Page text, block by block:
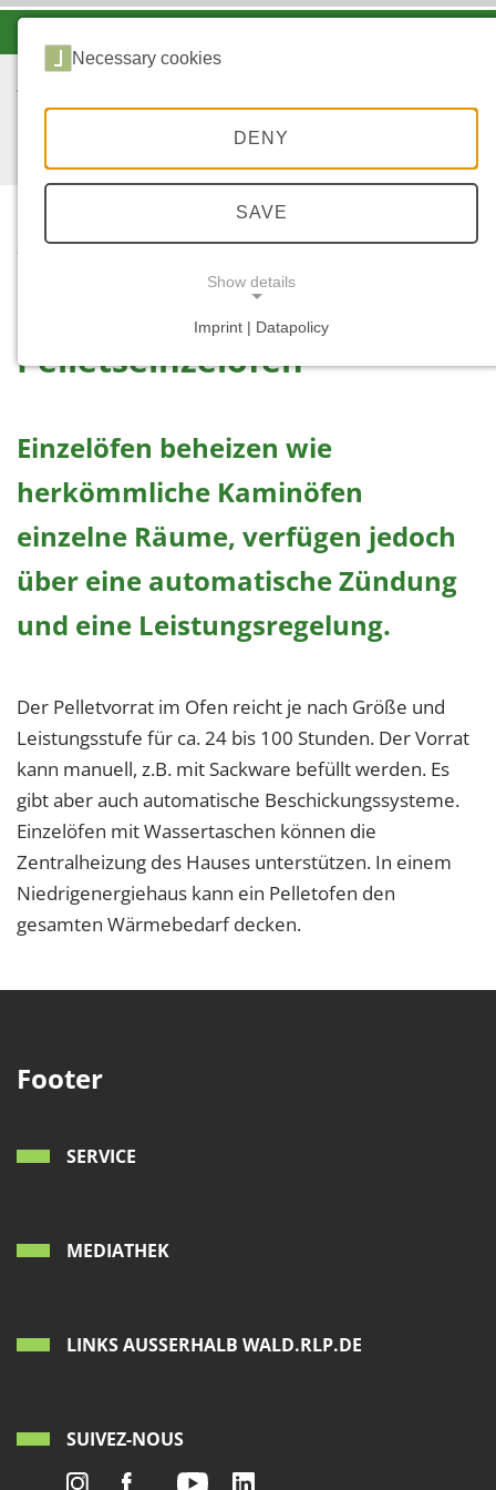
STARTSEITE
...
PELLETSEINZELOFEN
Pelletseinzelofen
Einzelöfen beheizen wie
herkömmliche Kaminöfen
einzelne Räume, verfügen jedoch
über eine automatische Zündung
und eine Leistungsregelung.
Der Pelletvorrat im Ofen reicht je nach Größe und
Leistungsstufe für ca. 24 bis 100 Stunden. Der Vorrat
kann manuell, z.B. mit Sackware befüllt werden. Es
gibt aber auch automatische Beschickungssysteme.
Einzelöfen mit Wassertaschen können die
Zentralheizung des Hauses unterstützen. In einem
Niedrigenergiehaus kann ein Pelletofen den
gesamten Wärmebedarf decken.
Footer
SERVICE
MEDIATHEK
LINKS AUSSERHALB WALD.RLP.DE
SUIVEZ-NOUS
Necessary cookies
DENY
SAVE
Show details
Imprint | Datapolicy